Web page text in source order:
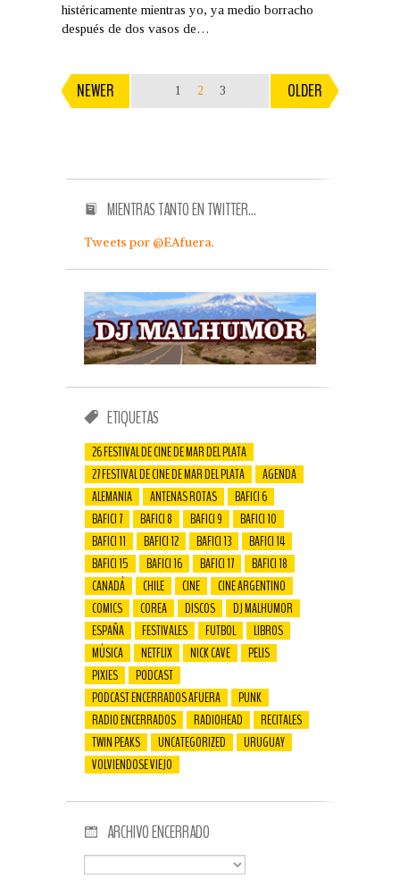
histéricamente mientras yo, ya medio borracho
después de dos vasos de…
NEWER 1 2 3 OLDER
MIENTRAS TANTO EN TWITTER…
Tweets por @EAfuera.
ETIQUETAS
26 FESTIVAL DE CINE DE MAR DEL PLATA
27 FESTIVAL DE CINE DE MAR DEL PLATA
AGENDA
ALEMANIA
ANTENAS ROTAS
BAFICI 6
BAFICI 7
BAFICI 8 BAFICI 9
BAFICI 10
BAFICI 11
BAFICI 12 BAFICI 13
BAFICI 14
BAFICI 15
BAFICI 16 BAFICI 17
BAFICI 18
CANADÁ
CHILE CINE
CINE ARGENTINO
COMICS
COREA DISCOS
DJ MALHUMOR
ESPAÑA
FESTIVALES FUTBOL
LIBROS
MÚSICA
NETFLIX NICK CAVE
PELIS
PIXIES
PODCAST
PODCAST ENCERRADOS AFUERA
PUNK
RADIO ENCERRADOS
RADIOHEAD
RECITALES
TWIN PEAKS
UNCATEGORIZED
URUGUAY
VOLVIENDOSE VIEJO
ARCHIVO ENCERRADO